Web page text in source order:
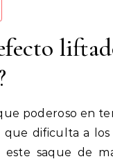
poderoso en
dificulta a
saque de